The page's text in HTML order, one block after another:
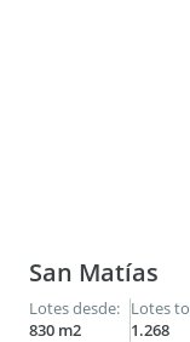
San Matías
Lotes desde:
830 m2
Lotes
1.268